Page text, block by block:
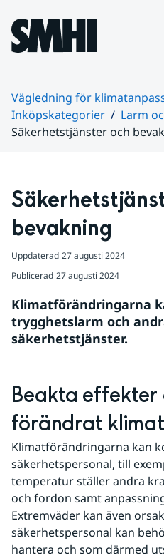
Hoppa till sidans innehåll
Vägledning för
Inköpskategorier
Larm
Säkerhetstjänster och
bevakning
Uppdaterad 27 augusti 2024
Publicerad 27 augusti 2024
Klimatförändringarna
trygghetslarm och
säkerhetstjänster.
Beakta
förändrat klimat
Klimatförändringarna kan
säkerhetspersonal, till
temperatur ställer andra
och fordon samt
Extremväder kan även
säkerhetspersonal kan
hantera och som därmed